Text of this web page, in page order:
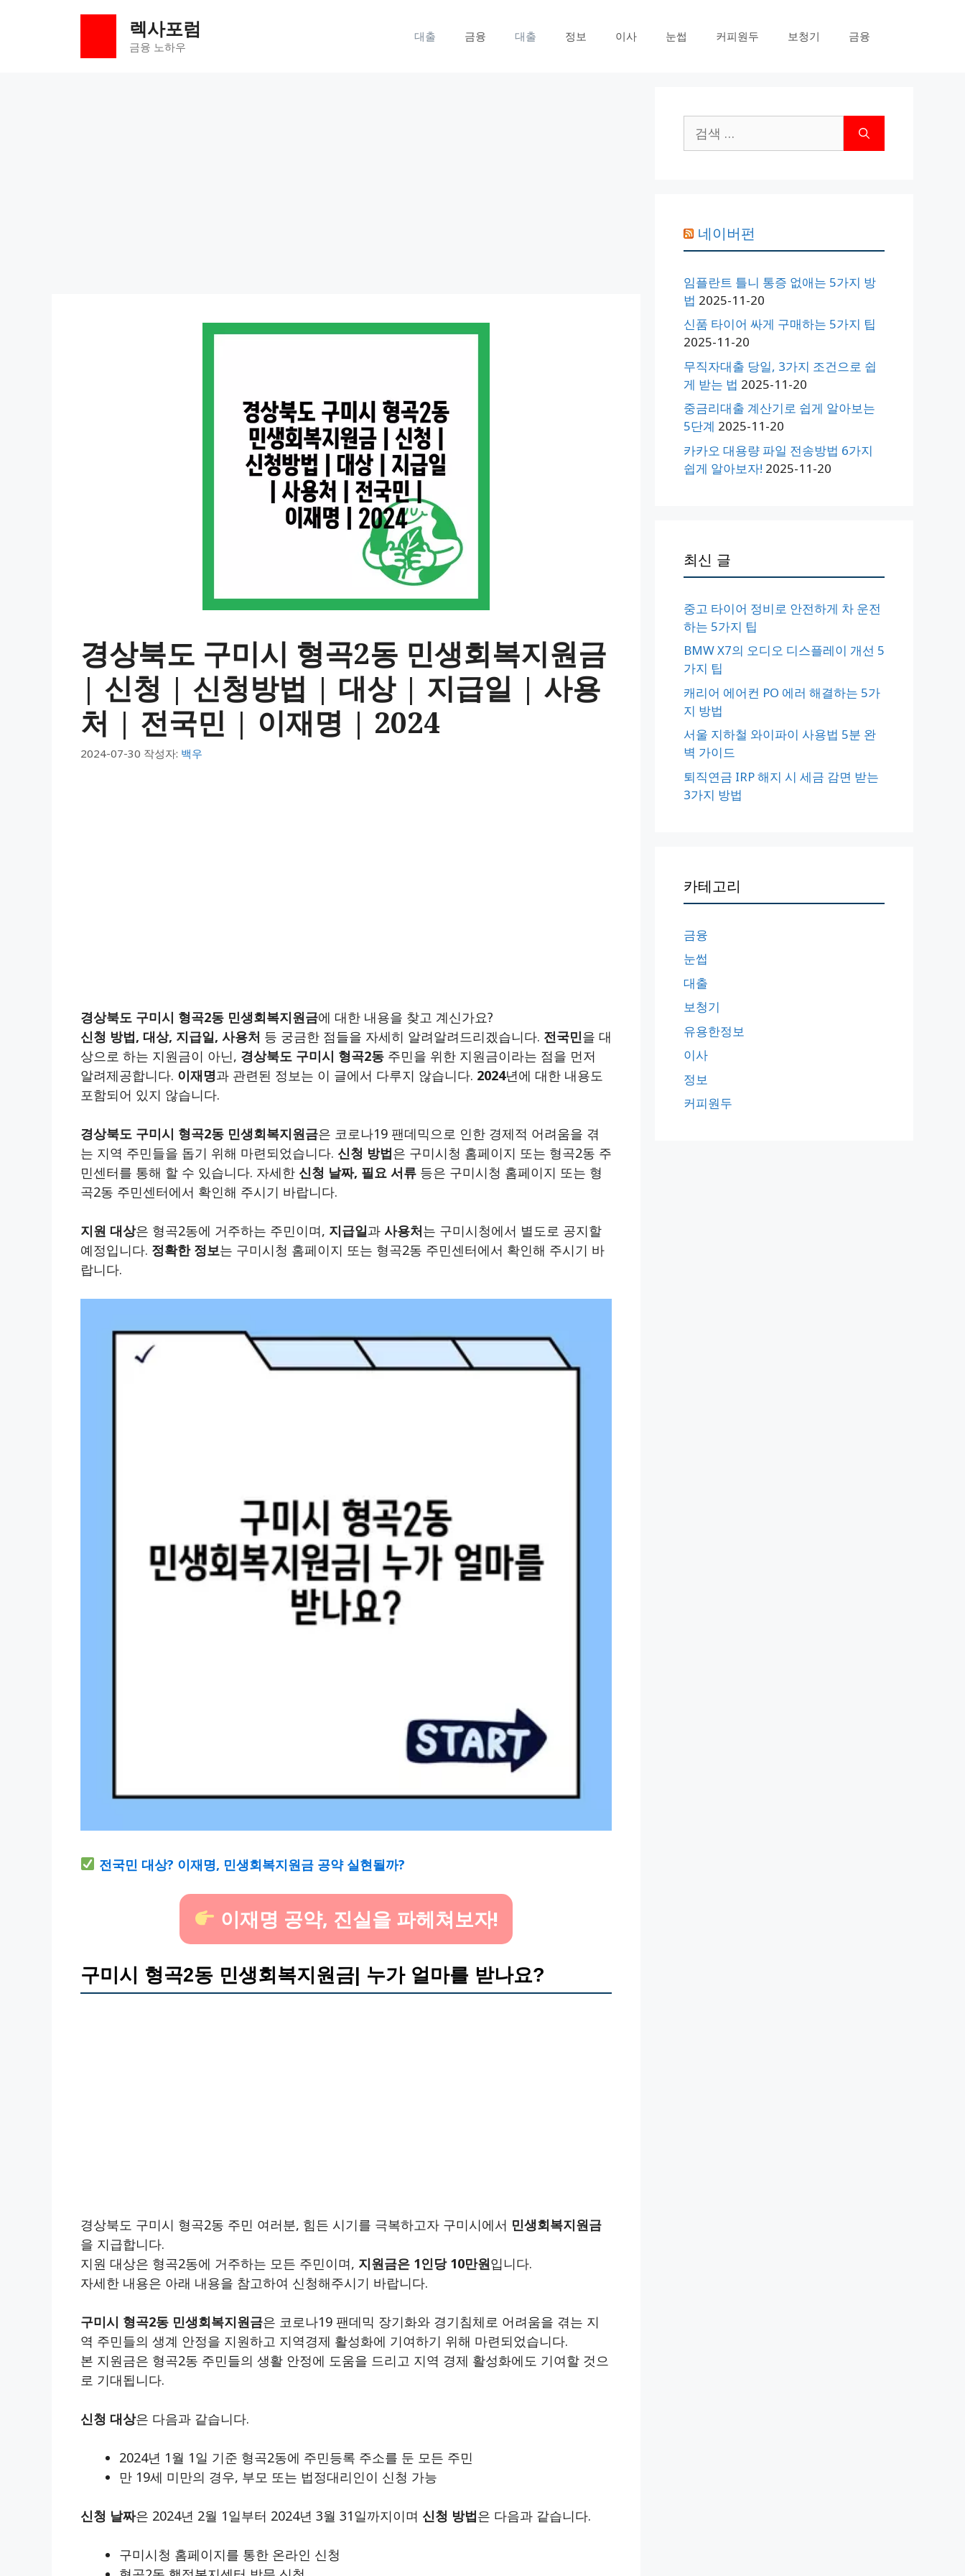
렉사포럼
금융 노하우
대출 금융 대출 정보 이사 눈썹 커피원두 보청기 금융
경상북도 구미시 형곡2동 민생회복지원금
| 신청 | 신청방법 | 대상 | 지급일 | 사용
처 | 전국민 | 이재명 | 2024
2024-07-30 작성자: 백우
경상북도 구미시 형곡2동 민생회복지원금에 대한 내용을 찾고 계신가요?
신청 방법, 대상, 지급일, 사용처 등 궁금한 점들을 자세히 알려알려드리겠습니다. 전국민을 대
상으로 하는 지원금이 아닌, 경상북도 구미시 형곡2동 주민을 위한 지원금이라는 점을 먼저
알려제공합니다. 이재명과 관련된 정보는 이 글에서 다루지 않습니다. 2024년에 대한 내용도
포함되어 있지 않습니다.
경상북도 구미시 형곡2동 민생회복지원금은 코로나19 팬데믹으로 인한 경제적 어려움을 겪
는 지역 주민들을 돕기 위해 마련되었습니다. 신청 방법은 구미시청 홈페이지 또는 형곡2동 주
민센터를 통해 할 수 있습니다. 자세한 신청 날짜, 필요 서류 등은 구미시청 홈페이지 또는 형
곡2동 주민센터에서 확인해 주시기 바랍니다.
지원 대상은 형곡2동에 거주하는 주민이며, 지급일과 사용처는 구미시청에서 별도로 공지할
예정입니다. 정확한 정보는 구미시청 홈페이지 또는 형곡2동 주민센터에서 확인해 주시기 바
랍니다.
전국민 대상? 이재명, 민생회복지원금 공약 실현될까?
이재명 공약, 진실을 파헤쳐보자!
구미시 형곡2동 민생회복지원금| 누가 얼마를 받나요?
경상북도 구미시 형곡2동 주민 여러분, 힘든 시기를 극복하고자 구미시에서 민생회복지원금
을 지급합니다.
지원 대상은 형곡2동에 거주하는 모든 주민이며, 지원금은 1인당 10만원입니다.
자세한 내용은 아래 내용을 참고하여 신청해주시기 바랍니다.
구미시 형곡2동 민생회복지원금은 코로나19 팬데믹 장기화와 경기침체로 어려움을 겪는 지
역 주민들의 생계 안정을 지원하고 지역경제 활성화에 기여하기 위해 마련되었습니다.
본 지원금은 형곡2동 주민들의 생활 안정에 도움을 드리고 지역 경제 활성화에도 기여할 것으
로 기대됩니다.
신청 대상은 다음과 같습니다.
2024년 1월 1일 기준 형곡2동에 주민등록 주소를 둔 모든 주민
만 19세 미만의 경우, 부모 또는 법정대리인이 신청 가능
신청 날짜은 2024년 2월 1일부터 2024년 3월 31일까지이며 신청 방법은 다음과 같습니다.
구미시청 홈페이지를 통한 온라인 신청
색:
네이버펀
임플란트 틀니 통증 없애는 5가지 방
법 2025-11-20
신품 타이어 싸게 구매하는 5가지 팁
2025-11-20
무직자대출 당일, 3가지 조건으로 쉽
게 받는 법 2025-11-20
중금리대출 계산기로 쉽게 알아보는
5단계 2025-11-20
카카오 대용량 파일 전송방법 6가지
쉽게 알아보자! 2025-11-20
최신 글
중고 타이어 정비로 안전하게 차 운전
하는 5가지 팁
BMW X7의 오디오 디스플레이 개선 5
가지 팁
캐리어 에어컨 PO 에러 해결하는 5가
지 방법
서울 지하철 와이파이 사용법 5분 완
벽 가이드
퇴직연금 IRP 해지 시 세금 감면 받는
3가지 방법
카테고리
금융
눈썹
대출
보청기
유용한정보
이사
정보
커피원두